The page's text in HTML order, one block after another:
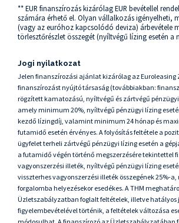
** EUR finanszírozás kizárólag EUR bevétellel
számára érhető el. Olyan vállalkozás igényelheti,
(vagy az euróhoz kapcsolódó deviza) árbevétele
törlesztőrészlet összegét (nyíltvégű lízing esetén a
Jogi nyilatkozat
Jelen finanszírozási ajánlat kizárólag az Euroleasing
finanszírozást nyújtó társaság (továbbiakban:
rögzített kamatozású, nyíltvégű és zártvégű
amely minimum 20%, nyíltvégű pénzügyi lízing
kezdő lízingdíj, valamint minimum 24 hónap és
futamidő esetén érvényes. A folyósítás feltétele a
ügyfelet terheli zártvégű pénzügyi lízing esetén a
a futamidő végén történő megszerzésére tekintettel
vagyonszerzési illeték, nyíltvégű pénzügyi lízing
visszterhes vagyonszerzési illeték összegének 25%-
forgalomba helyezésekor esedékes. A THM
Üzletszabályzatban foglalt feltételek, illetve hatályos
figyelembevételével történik, a feltételek változása